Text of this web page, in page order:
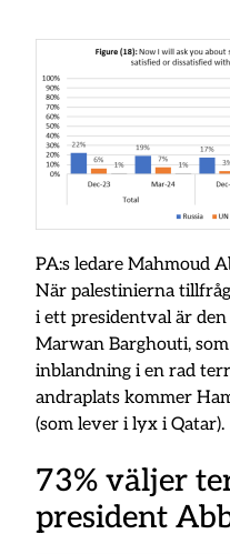
PA:s ledare Mahmoud
När palestinierna
i ett presidentval är
Marwan Barghouti,
inblandning i en rad
andraplats kommer
(som lever i lyx i Qatar).
73% väljer
president